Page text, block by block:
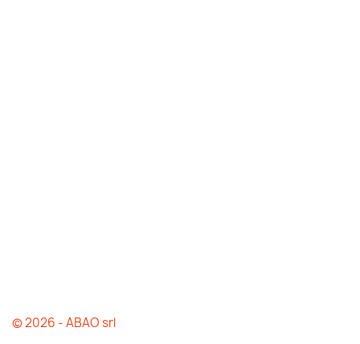
© 2026 - ABAO srl